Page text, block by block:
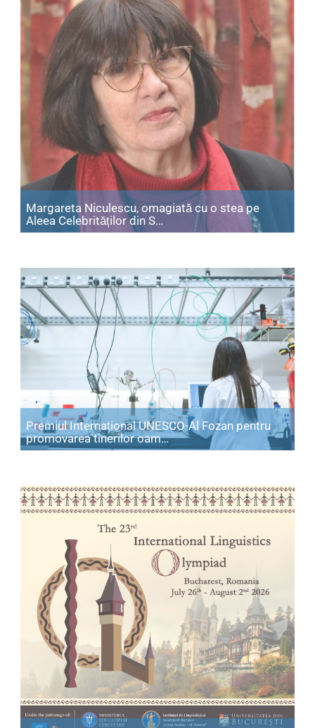
Margareta Niculescu, omagiată cu o stea pe
Aleea Celebrităților din S… Articol: Margareta
Premiul Internațional UNESCO-Al Fozan pentru
promovarea tinerilor oam…Articol: Premiul